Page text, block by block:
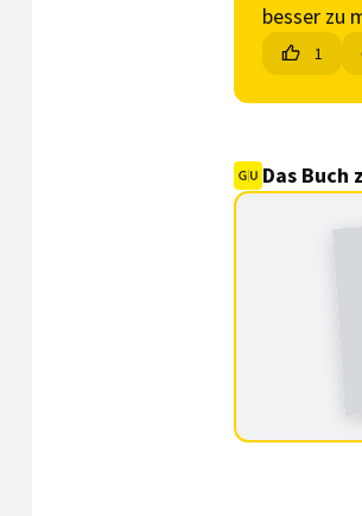
besser zu
1
Das Buch